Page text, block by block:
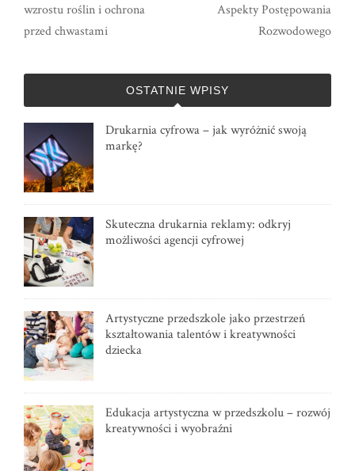
wzrostu roślin i ochrona
przed chwastami
Aspekty Postępowania
Rozwodowego
OSTATNIE WPISY
Drukarnia cyfrowa – jak wyróżnić swoją
markę?
Skuteczna drukarnia reklamy: odkryj
możliwości agencji cyfrowej
Artystyczne przedszkole jako przestrzeń
kształtowania talentów i kreatywności
dziecka
Edukacja artystyczna w przedszkolu – rozwój
kreatywności i wyobraźni